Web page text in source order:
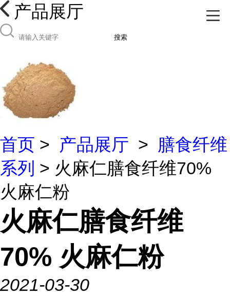
产品展厅
搜索
首页 > 产品展厅 > 膳食纤维
系列 > 火麻仁膳食纤维70%
火麻仁粉
火麻仁膳食纤维
70% 火麻仁粉
2021-03-30